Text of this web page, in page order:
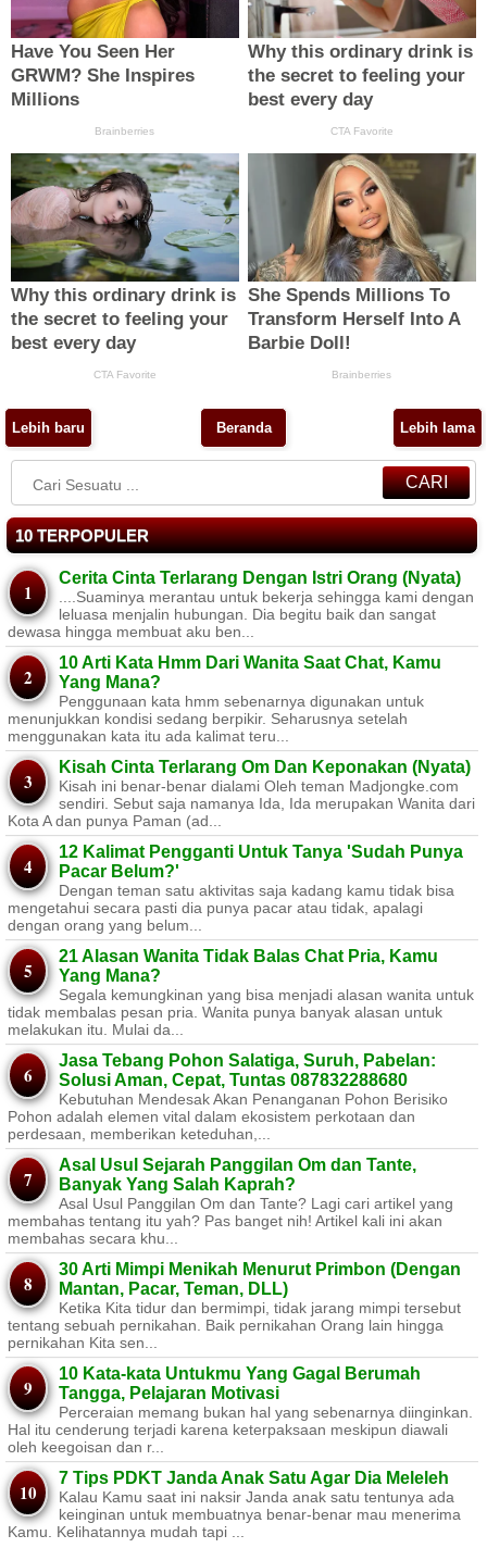
Lebih baru Lebih lama
Beranda
CARI
10 TERPOPULER
Cerita Cinta Terlarang Dengan Istri Orang (Nyata)
....Suaminya merantau untuk bekerja sehingga kami dengan
leluasa menjalin hubungan. Dia begitu baik dan sangat
dewasa hingga membuat aku ben...
10 Arti Kata Hmm Dari Wanita Saat Chat, Kamu
Yang Mana?
Penggunaan kata hmm sebenarnya digunakan untuk
menunjukkan kondisi sedang berpikir. Seharusnya setelah
menggunakan kata itu ada kalimat teru...
Kisah Cinta Terlarang Om Dan Keponakan (Nyata)
Kisah ini benar-benar dialami Oleh teman Madjongke.com
sendiri. Sebut saja namanya Ida, Ida merupakan Wanita dari
Kota A dan punya Paman (ad...
12 Kalimat Pengganti Untuk Tanya 'Sudah Punya
Pacar Belum?'
Dengan teman satu aktivitas saja kadang kamu tidak bisa
mengetahui secara pasti dia punya pacar atau tidak, apalagi
dengan orang yang belum...
21 Alasan Wanita Tidak Balas Chat Pria, Kamu
Yang Mana?
Segala kemungkinan yang bisa menjadi alasan wanita untuk
tidak membalas pesan pria. Wanita punya banyak alasan untuk
melakukan itu. Mulai da...
Jasa Tebang Pohon Salatiga, Suruh, Pabelan:
Solusi Aman, Cepat, Tuntas 087832288680
Kebutuhan Mendesak Akan Penanganan Pohon Berisiko ​
Pohon adalah elemen vital dalam ekosistem perkotaan dan
perdesaan, memberikan keteduhan,...
Asal Usul Sejarah Panggilan Om dan Tante,
Banyak Yang Salah Kaprah?
Asal Usul Panggilan Om dan Tante? Lagi cari artikel yang
membahas tentang itu yah? Pas banget nih! Artikel kali ini akan
membahas secara khu...
30 Arti Mimpi Menikah Menurut Primbon (Dengan
Mantan, Pacar, Teman, DLL)
Ketika Kita tidur dan bermimpi, tidak jarang mimpi tersebut
tentang sebuah pernikahan. Baik pernikahan Orang lain hingga
pernikahan Kita sen...
10 Kata-kata Untukmu Yang Gagal Berumah
Tangga, Pelajaran Motivasi
Perceraian memang bukan hal yang sebenarnya diinginkan.
Hal itu cenderung terjadi karena keterpaksaan meskipun diawali
oleh keegoisan dan r...
7 Tips PDKT Janda Anak Satu Agar Dia Meleleh
Kalau Kamu saat ini naksir Janda anak satu tentunya ada
keinginan untuk membuatnya benar-benar mau menerima
Kamu. Kelihatannya mudah tapi ...